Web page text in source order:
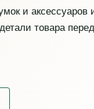
и
товара